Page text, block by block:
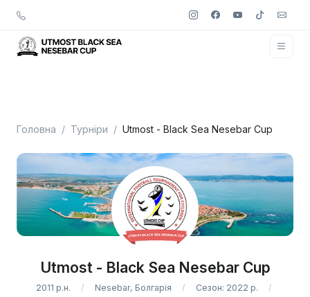
Головна Турніри Utmost - Black Sea Nesebar Cup
Utmost - Black Sea Nesebar Cup
2011 р.н. Nesebar, Болгарія
Сезон: 2022 р.